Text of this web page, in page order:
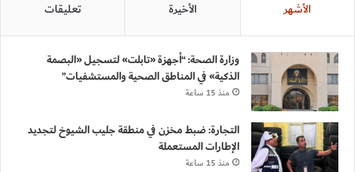
الأشهر الأخيرة تعليقات
وزارة الصحة: “أجهزة «تابلت» لتسجيل «البصمة
الذكية» في المناطق الصحية والمستشفيات”
منذ 15 ساعة
التجارة: ضبط مخزن في منطقة جليب الشيوخ لتجديد
الإطارات المستعملة
منذ 15 ساعة